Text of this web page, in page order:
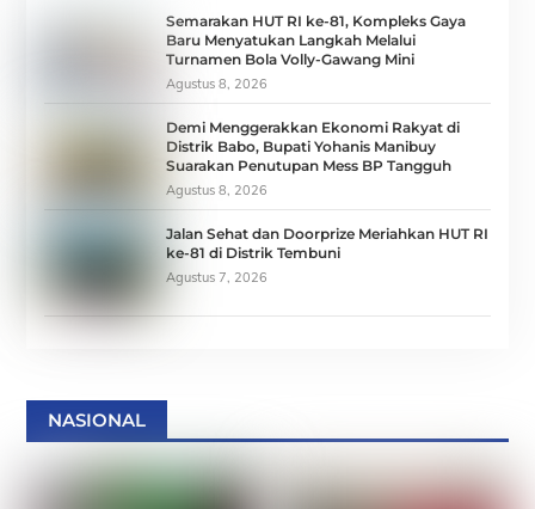
Semarakan HUT RI ke-81, Kompleks Gaya
Baru Menyatukan Langkah Melalui
Turnamen Bola Volly-Gawang Mini
Agustus 8, 2026
Demi Menggerakkan Ekonomi Rakyat di
Distrik Babo, Bupati Yohanis Manibuy
Suarakan Penutupan Mess BP Tangguh
Agustus 8, 2026
Jalan Sehat dan Doorprize Meriahkan HUT RI
ke-81 di Distrik Tembuni
Agustus 7, 2026
NASIONAL